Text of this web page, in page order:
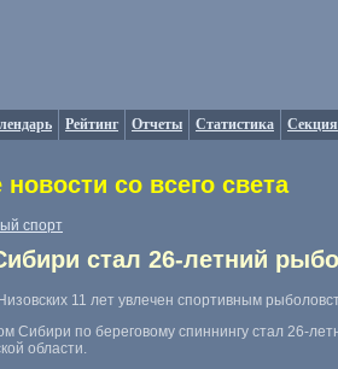
Рейтинг Отчеты Статистика Секция
со всего света
спорт
стал 26-летний
11 лет увлечен спортивным
Сибири по береговому спиннингу стал 26-
области.